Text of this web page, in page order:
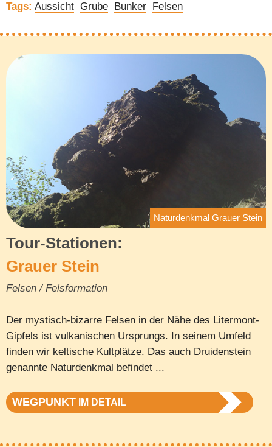
Tags: Aussicht Grube Bunker Felsen
Naturdenkmal Grauer Stein
Tour-Stationen:
Grauer Stein
Felsen / Felsformation
Der mystisch-bizarre Felsen in der Nähe des Litermont-
Gipfels ist vulkanischen Ursprungs. In seinem Umfeld
finden wir keltische Kultplätze. Das auch Druidenstein
genannte Naturdenkmal befindet ...
WEGPUNKT IM DETAIL